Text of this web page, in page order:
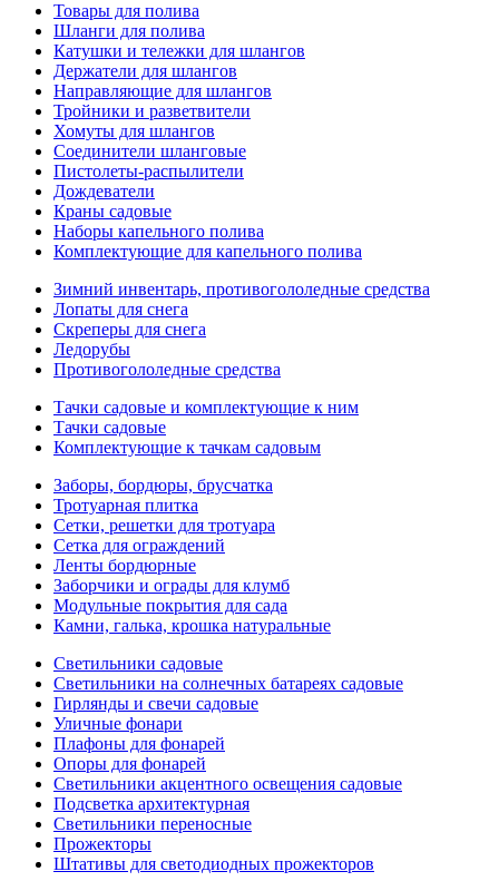
Товары для полива
Шланги для полива
Катушки и тележки для шлангов
Держатели для шлангов
Направляющие для шлангов
Тройники и разветвители
Хомуты для шлангов
Соединители шланговые
Пистолеты-распылители
Дождеватели
Краны садовые
Наборы капельного полива
Комплектующие для капельного полива
Зимний инвентарь, противогололедные средства
Лопаты для снега
Скреперы для снега
Ледорубы
Противогололедные средства
Тачки садовые и комплектующие к ним
Тачки садовые
Комплектующие к тачкам садовым
Заборы, бордюры, брусчатка
Тротуарная плитка
Сетки, решетки для тротуара
Сетка для ограждений
Ленты бордюрные
Заборчики и ограды для клумб
Модульные покрытия для сада
Камни, галька, крошка натуральные
Светильники садовые
Светильники на солнечных батареях садовые
Гирлянды и свечи садовые
Уличные фонари
Плафоны для фонарей
Опоры для фонарей
Светильники акцентного освещения садовые
Подсветка архитектурная
Светильники переносные
Прожекторы
Штативы для светодиодных прожекторов